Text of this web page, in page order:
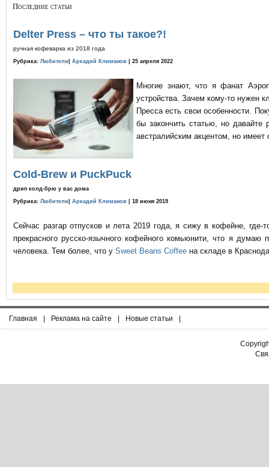
Последние статьи
Delter Press – что ты такое?!
ручная кофеварка из 2018 года
Рубрика: Любители Аркадий Климанов | 25 апреля 2022
Многие знают, что я фанат
устройства. Зачем кому-то нужен
Пресса есть свои особенности.
бы закончить статью, но давайте
австралийским акцентом, но имеет
Cold-Brew и PuckPuck
дрип колд-брю у вас дома
Рубрика: Любители Аркадий Климанов | 18 июня 2019
Сейчас разгар отпусков и лета 2019 года, я сижу в кофейне,
прекрасного русско-язычного кофейного комьюнити, что я
человека. Тем более, что у Sweet Beans Coffee на складе в
Главная | Реклама на сайте | Новые статьи |